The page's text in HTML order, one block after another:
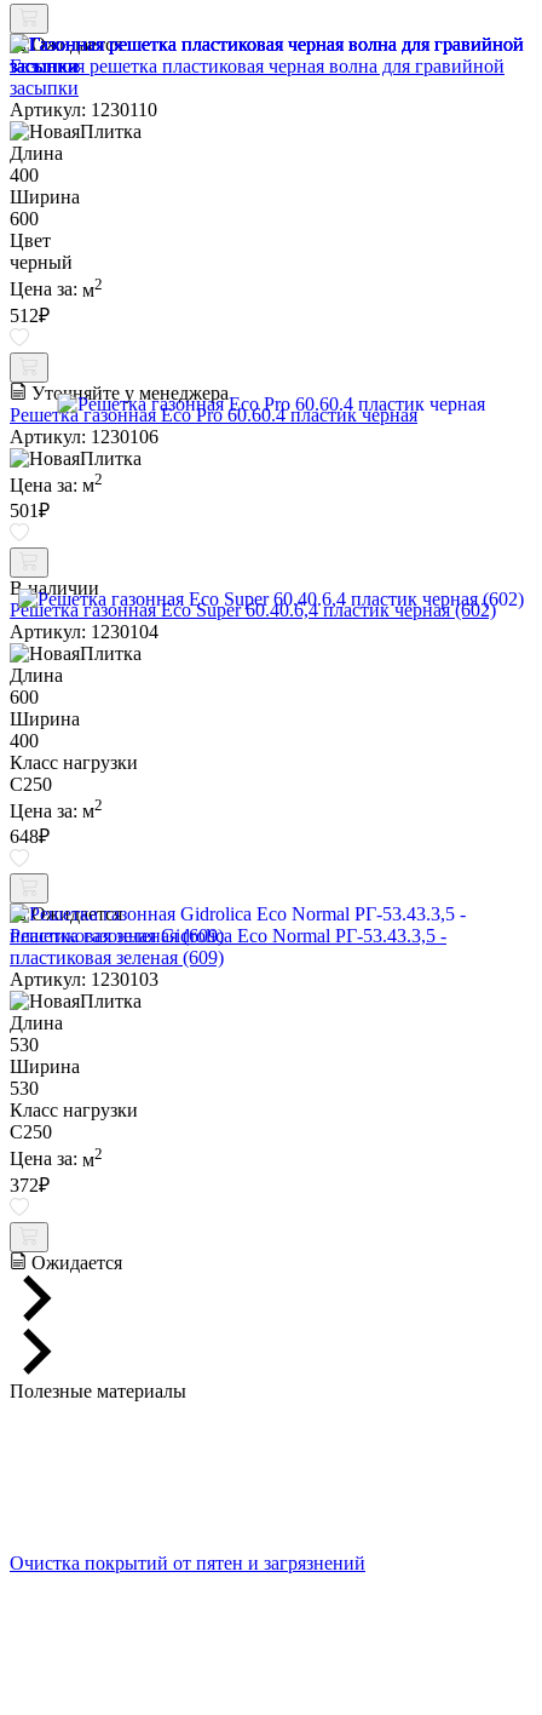
Ожидается
Газонная решетка пластиковая черная волна для гравийной
засыпки
Артикул: 1230110
Длина
400
Ширина
600
Цвет
черный
Цена за: м2
512₽
Уточняйте у менеджера
Решетка газонная Eco Pro 60.60.4 пластик черная
Артикул: 1230106
Цена за: м2
501₽
В наличии
Решетка газонная Eco Super 60.40.6,4 пластик черная (602)
Артикул: 1230104
Длина
600
Ширина
400
Класс нагрузки
C250
Цена за: м2
648₽
Ожидается
Решетка газонная Gidrolica Eco Normal РГ-53.43.3,5 -
пластиковая зеленая (609)
Артикул: 1230103
Длина
530
Ширина
530
Класс нагрузки
C250
Цена за: м2
372₽
Ожидается
Полезные материалы
Очистка покрытий от пятен и загрязнений